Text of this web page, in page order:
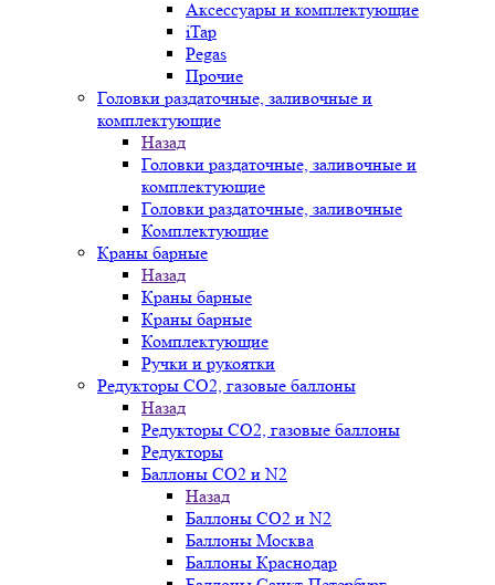
Аксессуары и комплектующие
iTap
Pegas
Прочие
Головки раздаточные, заливочные и
комплектующие
Назад
Головки раздаточные, заливочные и
комплектующие
Головки раздаточные, заливочные
Комплектующие
Краны барные
Назад
Краны барные
Краны барные
Комплектующие
Ручки и рукоятки
Редукторы СО2, газовые баллоны
Назад
Редукторы СО2, газовые баллоны
Редукторы
Баллоны СО2 и N2
Назад
Баллоны СО2 и N2
Баллоны Москва
Баллоны Краснодар